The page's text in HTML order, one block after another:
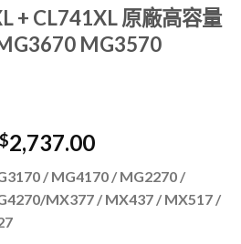
+ CL741XL 原廠高容量
MG3570
。
2,737.00目
價
格：
/ MG4170 / MG2270 /
MX377 / MX437 / MX517 /